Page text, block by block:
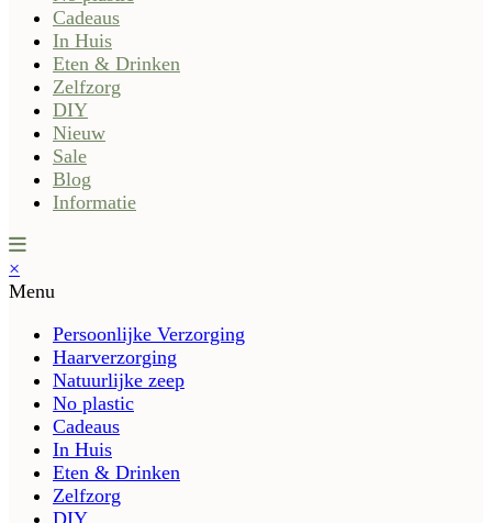
Cadeaus
In Huis
Eten & Drinken
Zelfzorg
DIY
Nieuw
Sale
Blog
Informatie
×
Menu
Persoonlijke Verzorging
Haarverzorging
Natuurlijke zeep
No plastic
Cadeaus
In Huis
Eten & Drinken
Zelfzorg